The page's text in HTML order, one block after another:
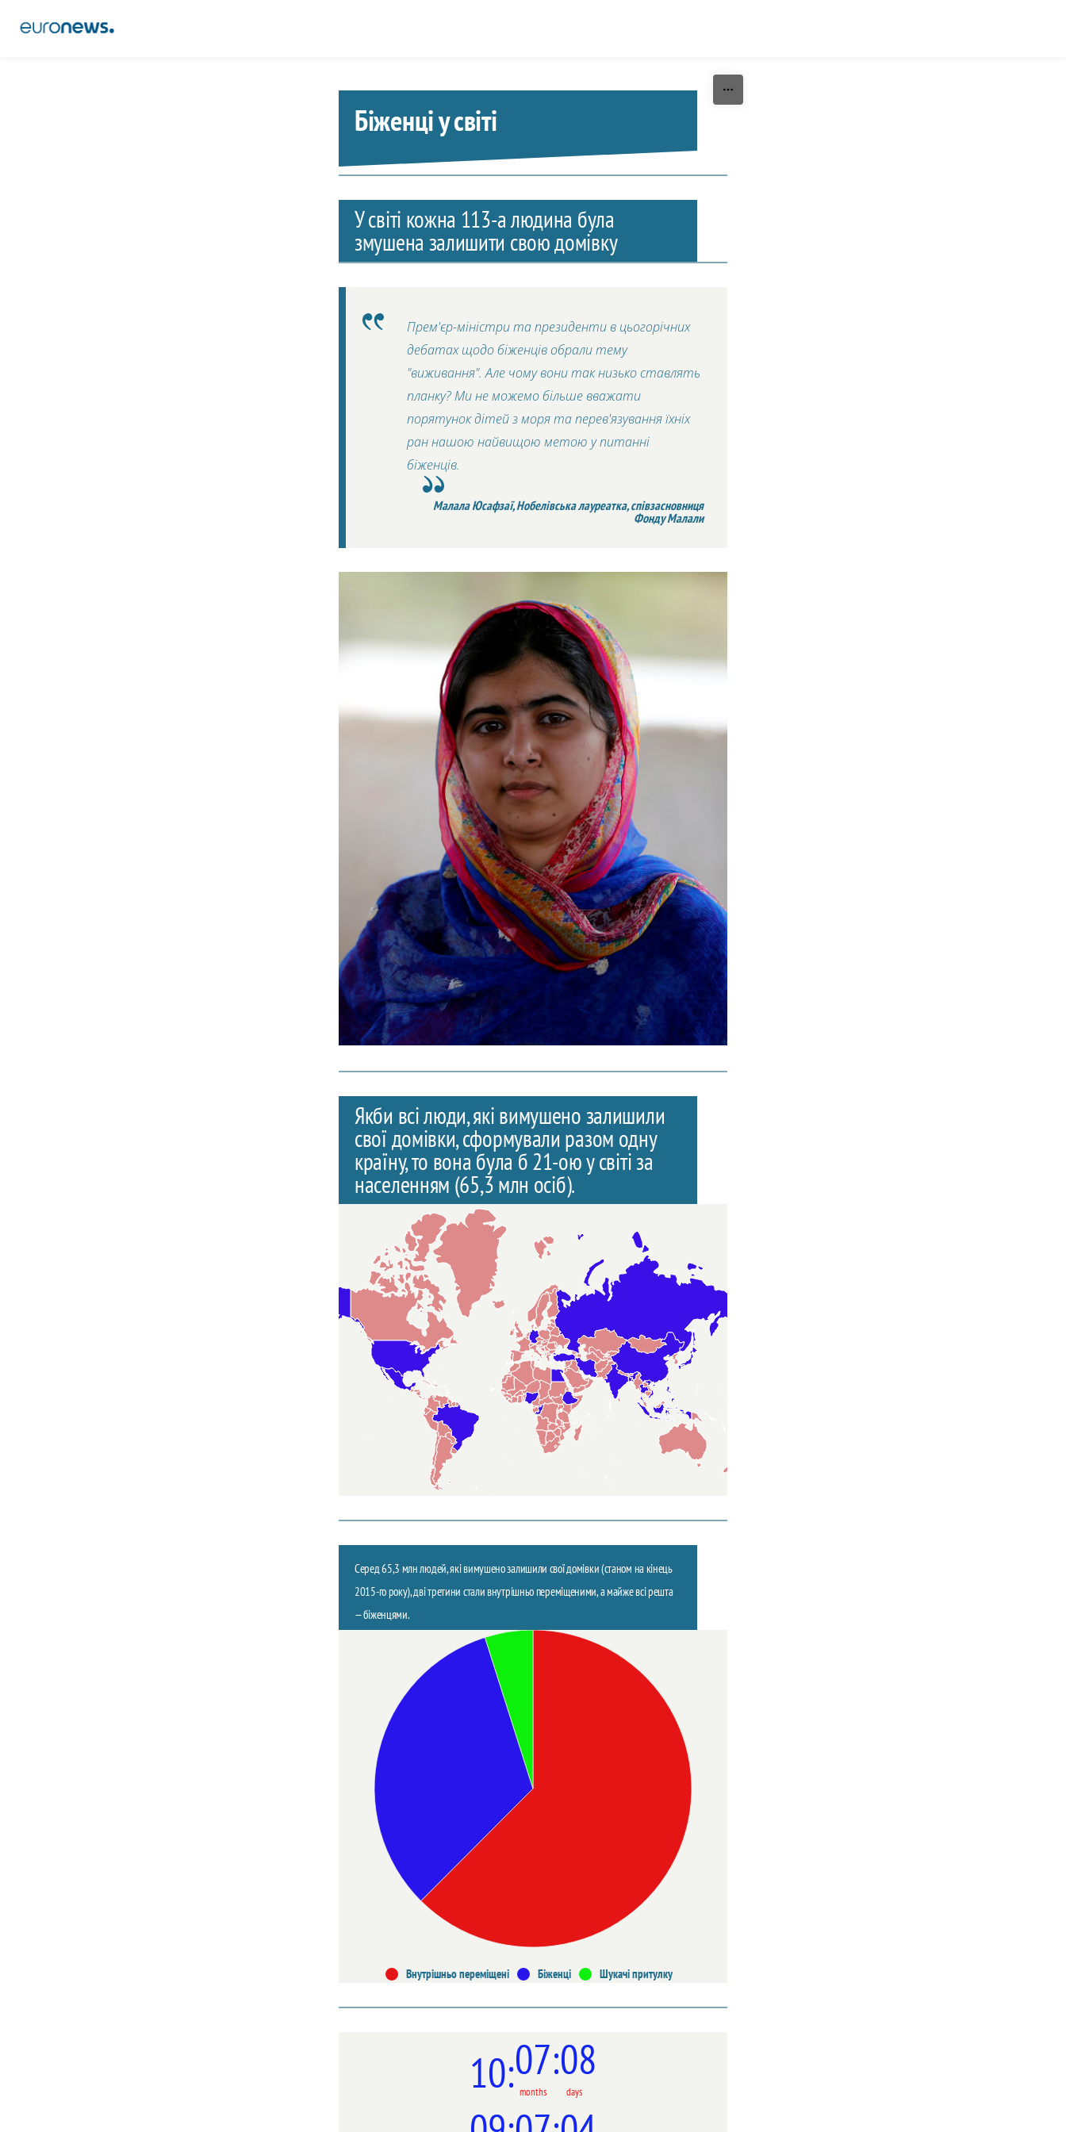
Біженці у світі
У світі кожна 113-а людина була
змушена залишити свою домівку
Прем'єр-міністри та президенти в цьогорічних
дебатах щодо біженців обрали тему
"виживання". Але чому вони так низько ставлять
планку? Ми не можемо більше вважати
порятунок дітей з моря та перев'язування їхніх
ран нашою найвищою метою у питанні
біженців.
Малала Юсафзаї, Нобелівська лауреатка, співзасновниця
Фонду Малали
Якби всі люди, які вимушено залишили
свої домівки, сформували разом одну
країну, то вона була б 21-ою у світі за
населенням (65,3 млн осіб).
Серед 65,3 млн людей, які вимушено залишили свої домівки (станом на кінець
2015-го року), дві третини стали внутрішньо переміщеними, а майже всі решта
— біженцями.
Внутрішньо переміщені Біженці Шукачі притулку
10 07
months
08
days